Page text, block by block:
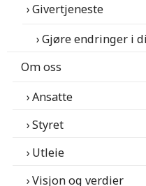
Givertjeneste
Gjøre endringer i
Om oss
Ansatte
Styret
Utleie
Visjon og verdier